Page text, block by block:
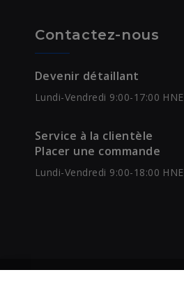
Contactez-nous
Devenir détaillant
Lundi-Vendredi 9:00-17:00 HNE
Service à la clientèle
Placer une commande
Lundi-Vendredi 9:00-18:00 HNE